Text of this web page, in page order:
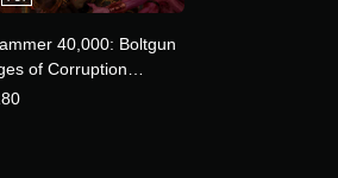
40,000: Boltgun
of Corruption
(中英韓文版)